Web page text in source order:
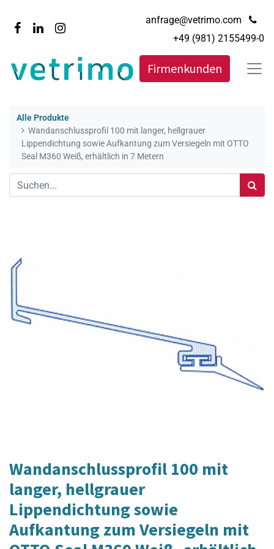
anfrage@vetrimo.com
+49 (981) 2155499-0
Firmenkunden
Alle Produkte
Wandanschlussprofil 100 mit langer, hellgrauer
Lippendichtung sowie Aufkantung zum Versiegeln mit OTTO
Seal M360 Weiß, erhältlich in 7 Metern
Wandanschlussprofil 100 mit
langer, hellgrauer
Lippendichtung sowie
Aufkantung zum Versiegeln mit